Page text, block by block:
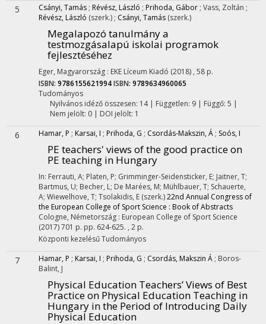
5 Csányi, Tamás ; Révész, László ; Prihoda, Gábor ; Vass, Zoltán ;
Révész, László (szerk.) ; Csányi, Tamás (szerk.)
Megalapozó tanulmány a
testmozgásalapú iskolai programok
fejlesztéséhez
Eger, Magyarország : EKE Líceum Kiadó (2018) , 58 p.
ISBN: 9786155621994ISBN: 9789634960065
Tudományos
Nyilvános idéző összesen: 14| Független: 9 | Függő: 5 |
Nem jelölt: 0 | DOI jelölt: 1
6 Hamar, P ; Karsai, I ; Prihoda, G ; Csordás-Makszin, Á ; Soós, I
PE teachers' views of the good practice on
PE teaching in Hungary
In: Ferrauti, A; Platen, P; Grimminger-Seidensticker, E; Jaitner, T;
Bartmus, U; Becher, L; De Marées, M; Mühlbauer, T; Schauerte,
A; Wiewelhove, T; Tsolakidis, E (szerk.)22nd Annual Congress of
the European College of Sport Science : Book of Abstracts
Cologne, Németország : European College of Sport Science
(2017)701 p. pp. 624-625. , 2 p.
Központi kezelésűTudományos
7 Hamar, P ; Karsai, I ; Prihoda, G ; Csordás, Makszin Á ; Boros-
Balint, J
Physical Education Teachers’ Views of Best
Practice on Physical Education Teaching in
Hungary in the Period of Introducing Daily
Physical Education